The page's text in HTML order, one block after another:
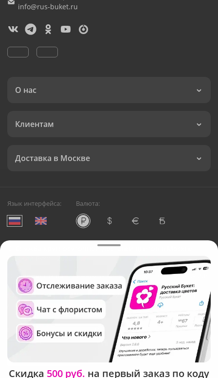
info@rus-buket.ru
О нас
Клиентам
Доставка в Москве
Язык интерфейса: Валюта:
Служба круглосуточной доставки цветов в Москве
Русский Букет, 2026
Общество с ограниченной ответственностью «Технология»
ОГРН: 1195476081745, ИНН: 5410081997
Юридический адрес: г. Новосибирск, ул. Ипподромская,
д.42, оф. 3
Рейтинг Русского букета в г. Москва
Скидка 500 руб. на первый заказ по коду